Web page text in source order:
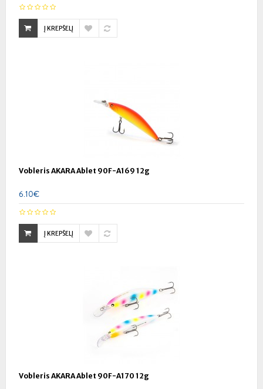
Į KREPŠELĮ
Vobleris AKARA Ablet 90F-A169 12g
6.10€
Į KREPŠELĮ
Vobleris AKARA Ablet 90F-A170 12g